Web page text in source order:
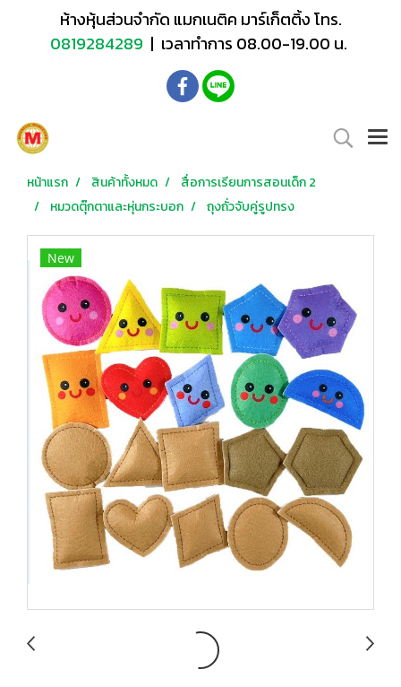
ห้างหุ้นส่วนจำกัด แมกเนติค มาร์เก็ตติ้ง โทร.
0819284289 | เวลาทำการ 08.00-19.00 น.
หน้าแรก สินค้าทั้งหมด
สื่อการเรียนการสอนเด็ก 2
หมวดตุ๊กตาและหุ่นกระบอก
ถุงถั่วจับคู่รูปทรง
New